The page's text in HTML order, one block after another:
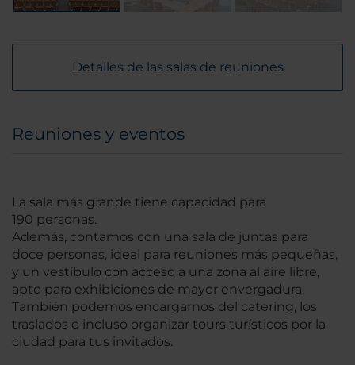
Detalles de las salas de reuniones
Reuniones y eventos
La sala más grande tiene capacidad para
190 personas.
Además, contamos con una sala de juntas para
doce personas, ideal para reuniones más pequeñas,
y un vestíbulo con acceso a una zona al aire libre,
apto para exhibiciones de mayor envergadura.
También podemos encargarnos del catering, los
traslados e incluso organizar tours turísticos por la
ciudad para tus invitados.